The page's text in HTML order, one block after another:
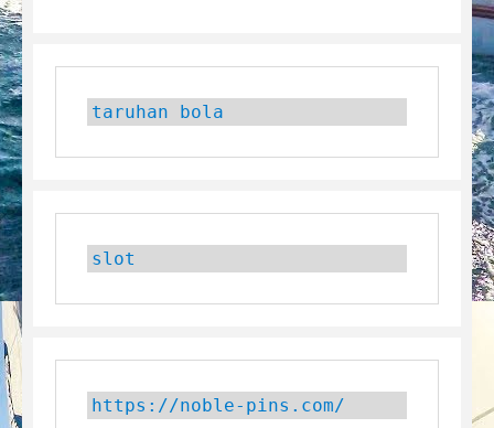
taruhan bola
slot
https://noble-pins.com/